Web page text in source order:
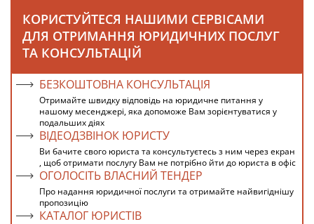
КОРИСТУЙТЕСЯ НАШИМИ СЕРВІСАМИ
ДЛЯ ОТРИМАННЯ ЮРИДИЧНИХ ПОСЛУГ
ТА КОНСУЛЬТАЦІЙ
БЕЗКОШТОВНА КОНСУЛЬТАЦІЯ
Отримайте швидку відповідь на юридичне питання у
нашому месенджері, яка допоможе Вам зорієнтуватися у
подальших діях
ВІДЕОДЗВІНОК ЮРИСТУ
Ви бачите свого юриста та консультуєтесь з ним через екран
, щоб отримати послугу Вам не потрібно йти до юриста в офіс
ОГОЛОСІТЬ ВЛАСНИЙ ТЕНДЕР
Про надання юридичної послуги та отримайте найвигіднішу
пропозицію
КАТАЛОГ ЮРИСТІВ